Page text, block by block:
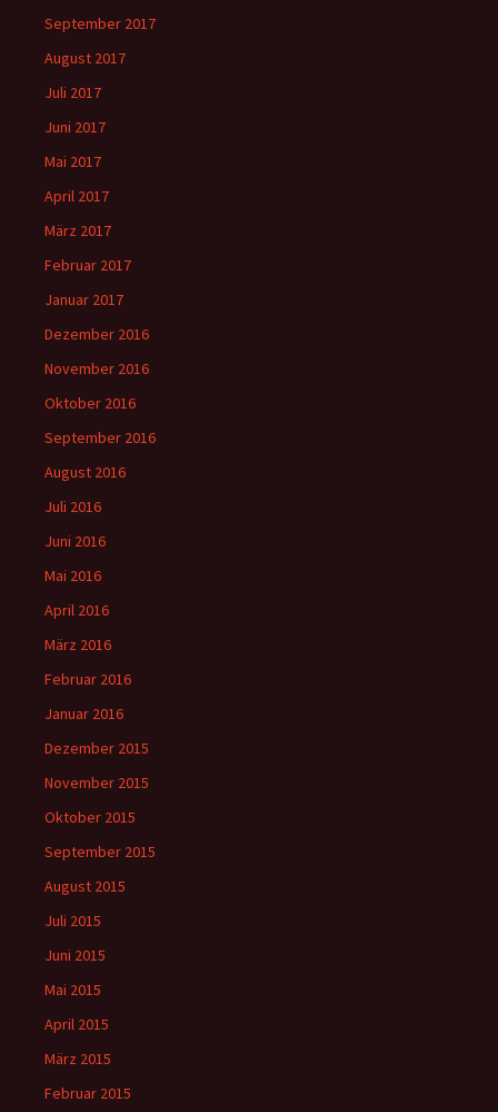
September 2017
August 2017
Juli 2017
Juni 2017
Mai 2017
April 2017
März 2017
Februar 2017
Januar 2017
Dezember 2016
November 2016
Oktober 2016
September 2016
August 2016
Juli 2016
Juni 2016
Mai 2016
April 2016
März 2016
Februar 2016
Januar 2016
Dezember 2015
November 2015
Oktober 2015
September 2015
August 2015
Juli 2015
Juni 2015
Mai 2015
April 2015
März 2015
Februar 2015